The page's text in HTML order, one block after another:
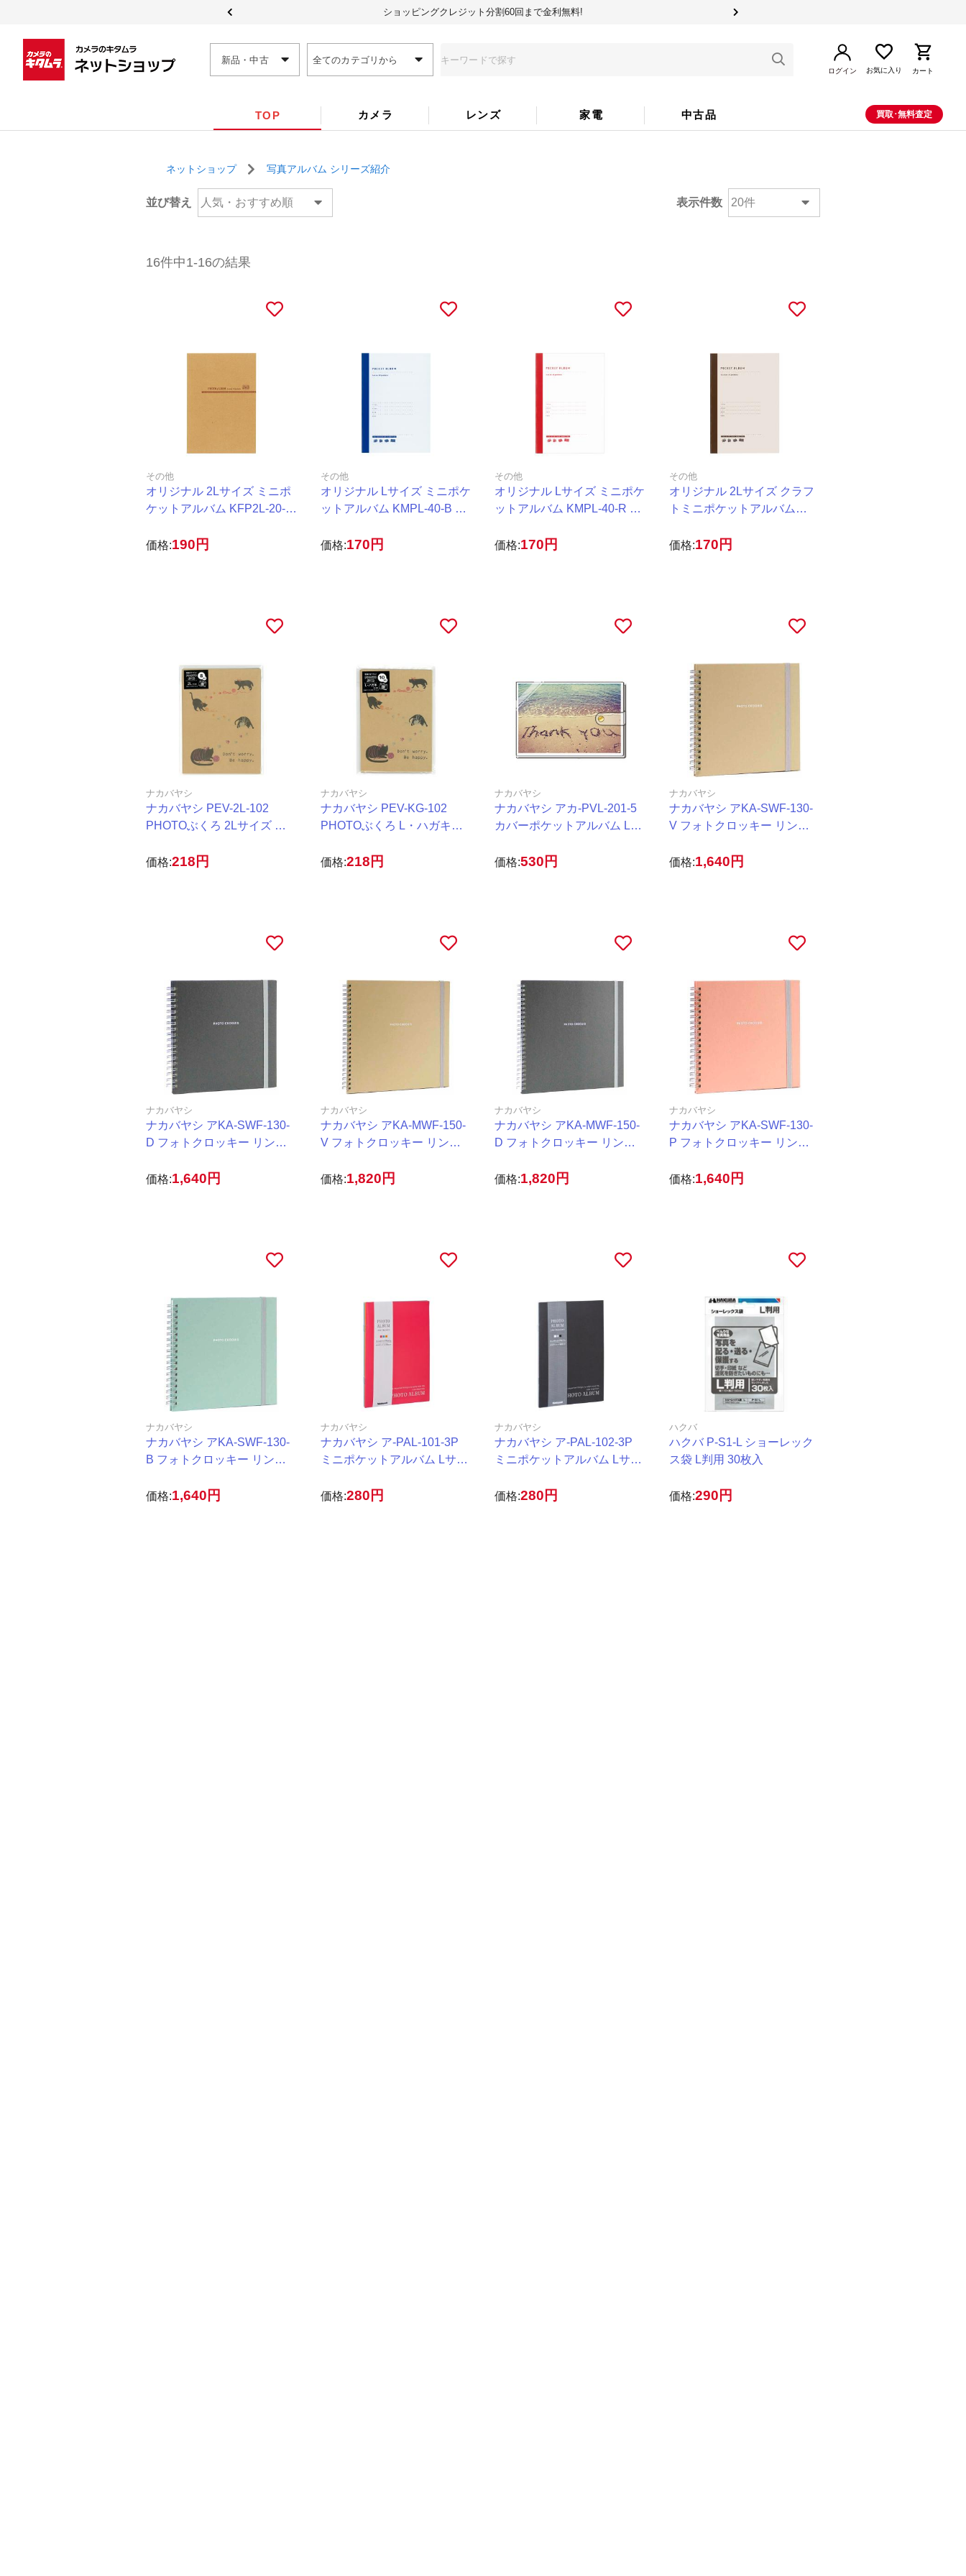
ショッピングクレジット分割60回まで金利無料!
新品・中古 全てのカテゴリから
ログイン お気に入り カート
TOP カメラ レンズ 家電 中古品 買取･無料査定
ネットショップ 写真アルバム シリーズ紹介
並び替え 人気・おすすめ順 表示件数 20件
16件中1-16の結果
その他
オリジナル 2Lサイズ ミニポ
ケットアルバム KFP2L-20-
価格:190円
その他
オリジナル Lサイズ ミニポケ
ットアルバム KMPL-40-B ブ
価格:170円
その他
オリジナル Lサイズ ミニポケ
ットアルバム KMPL-40-R レ
価格:170円
その他
オリジナル 2Lサイズ クラフ
トミニポケットアルバム
価格:170円
ナカバヤシ
ナカバヤシ PEV-2L-102
PHOTOぶくろ 2Lサイズ ネ
価格:218円
ナカバヤシ
ナカバヤシ PEV-KG-102
PHOTOぶくろ L・ハガキサ
価格:218円
ナカバヤシ
ナカバヤシ アカ-PVL-201-5
カバーポケットアルバム L判
価格:530円
ナカバヤシ
ナカバヤシ アKA-SWF-130-
V フォトクロッキー リング S
価格:1,640円
ナカバヤシ
ナカバヤシ アKA-SWF-130-
D フォトクロッキー リング
価格:1,640円
ナカバヤシ
ナカバヤシ アKA-MWF-150-
V フォトクロッキー リング
価格:1,820円
ナカバヤシ
ナカバヤシ アKA-MWF-150-
D フォトクロッキー リング
価格:1,820円
ナカバヤシ
ナカバヤシ アKA-SWF-130-
P フォトクロッキー リング S
価格:1,640円
ナカバヤシ
ナカバヤシ アKA-SWF-130-
B フォトクロッキー リング S
価格:1,640円
ナカバヤシ
ナカバヤシ ア-PAL-101-3P
ミニポケットアルバム Lサイ
価格:280円
ナカバヤシ
ナカバヤシ ア-PAL-102-3P
ミニポケットアルバム Lサイ
価格:280円
ハクバ
ハクバ P-S1-L ショーレック
ス袋 L判用 30枚入
価格:290円